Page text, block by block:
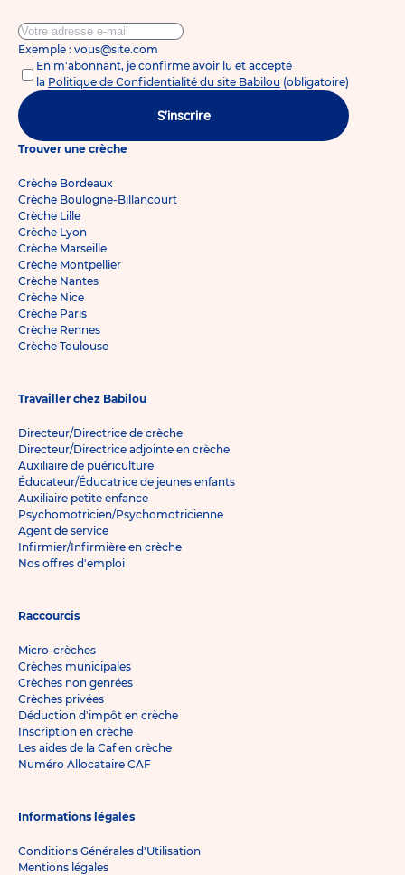
Exemple : vous@site.com
En m'abonnant, je confirme avoir lu et accepté
la Politique de Confidentialité du site Babilou (obligatoire)
S'inscrire
Trouver une crèche
Crèche Bordeaux
Crèche Boulogne-Billancourt
Crèche Lille
Crèche Lyon
Crèche Marseille
Crèche Montpellier
Crèche Nantes
Crèche Nice
Crèche Paris
Crèche Rennes
Crèche Toulouse
Travailler chez Babilou
Directeur/Directrice de crèche
Directeur/Directrice adjointe en crèche
Auxiliaire de puériculture
Éducateur/Éducatrice de jeunes enfants
Auxiliaire petite enfance
Psychomotricien/Psychomotricienne
Agent de service
Infirmier/Infirmière en crèche
Nos offres d'emploi
Raccourcis
Micro-crèches
Crèches municipales
Crèches non genrées
Crèches privées
Déduction d'impôt en crèche
Inscription en crèche
Les aides de la Caf en crèche
Numéro Allocataire CAF
Informations légales
Conditions Générales d'Utilisation
Mentions légales